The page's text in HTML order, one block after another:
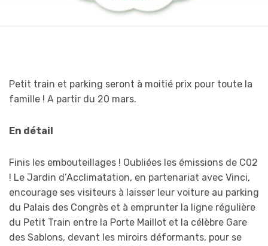
Petit train et parking seront à moitié prix pour toute la
famille ! A partir du 20 mars.
En détail
Finis les embouteillages ! Oubliées les émissions de C02
! Le Jardin d’Acclimatation, en partenariat avec Vinci,
encourage ses visiteurs à laisser leur voiture au parking
du Palais des Congrès et à emprunter la ligne régulière
du Petit Train entre la Porte Maillot et la célèbre Gare
des Sablons, devant les miroirs déformants, pour se